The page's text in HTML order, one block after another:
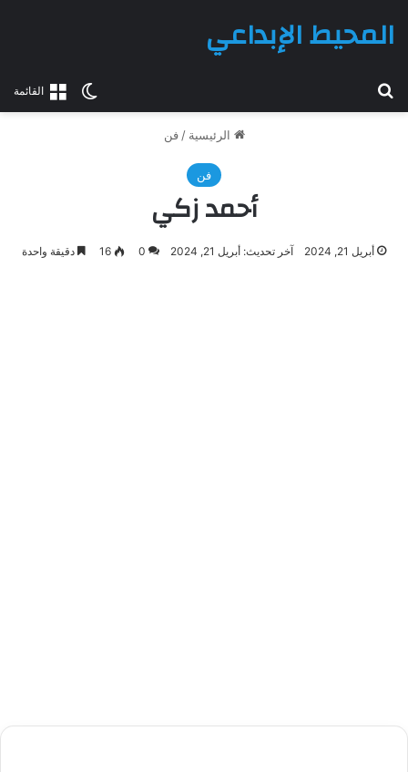
القائمةالوضع
المحيط الإبداعي
الرئيسية / فن
فن
أحمد زكي
أبريل 21, 2024 آخر تحديث: أبريل 21, 2024 0
16 دقيقة واحدة